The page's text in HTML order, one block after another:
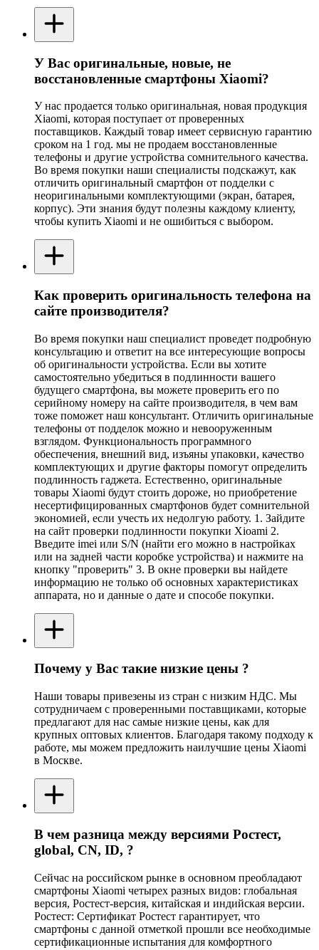
У Вас оригинальные, новые, не
восстановленные смартфоны Xiaomi?
У нас продается только оригинальная, новая продукция
Xiaomi, которая поступает от проверенных
поставщиков. Каждый товар имеет сервисную гарантию
сроком на 1 год. мы не продаем восстановленные
телефоны и другие устройства сомнительного качества.
Во время покупки наши специалисты подскажут, как
отличить оригинальный смартфон от подделки с
неоригинальными комплектующими (экран, батарея,
корпус). Эти знания будут полезны каждому клиенту,
чтобы купить Xiaomi и не ошибиться с выбором.
Как проверить оригинальность телефона на
сайте производителя?
Во время покупки наш специалист проведет подробную
консультацию и ответит на все интересующие вопросы
об оригинальности устройства. Если вы хотите
самостоятельно убедиться в подлинности вашего
будущего смартфона, вы можете проверить его по
серийному номеру на сайте производителя, в чем вам
тоже поможет наш консультант. Отличить оригинальные
телефоны от подделок можно и невооруженным
взглядом. Функциональность программного
обеспечения, внешний вид, изъяны упаковки, качество
комплектующих и другие факторы помогут определить
подлинность гаджета. Естественно, оригинальные
товары Xiaomi будут стоить дороже, но приобретение
несертифицированных смартфонов будет сомнительной
экономией, если учесть их недолгую работу. 1. Зайдите
на сайт проверки подлинности покупки Xioami 2.
Введите imei или S/N (найти его можно в настройках
или на задней части коробке устройства) и нажмите на
кнопку "проверить" 3. В окне проверки вы найдете
информацию не только об основных характеристиках
аппарата, но и данные о дате и способе покупки.
Почему у Вас такие низкие цены ?
Наши товары привезены из стран с низким НДС. Мы
сотрудничаем с проверенными поставщиками, которые
предлагают для нас самые низкие цены, как для
крупных оптовых клиентов. Благодаря такому подходу к
работе, мы можем предложить наилучшие цены Xiaomi
в Москве.
В чем разница между версиями Ростест,
global, CN, ID, ?
Сейчас на российском рынке в основном преобладают
смартфоны Xiaomi четырех разных видов: глобальная
версия, Ростест-версия, китайская и индийская версии.
Ростест: Сертификат Ростест гарантирует, что
смартфоны с данной отметкой прошли все необходимые
сертификационные испытания для комфортного